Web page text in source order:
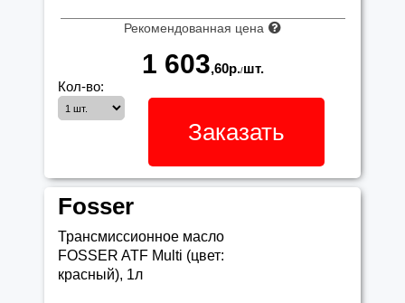
Рекомендованная цена
1 603,60р./шт.
Кол-во:
Заказать
Fosser
Трансмиссионное масло
FOSSER ATF Multi (цвет:
красный), 1л